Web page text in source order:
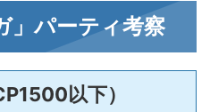
ーン数。
」パーティ考察
以下）